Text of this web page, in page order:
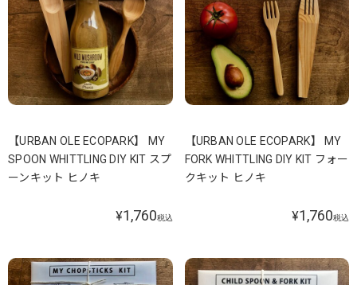
【URBAN OLE ECOPARK】 MY
SPOON WHITTLING DIY KIT スプ
ーンキット ヒノキ
¥1,760税込
【URBAN OLE ECOPARK】 MY
FORK WHITTLING DIY KIT フォー
クキット ヒノキ
¥1,760税込